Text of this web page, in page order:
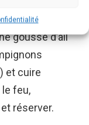
gousse d’ail
et cuire
feu,
réserver.